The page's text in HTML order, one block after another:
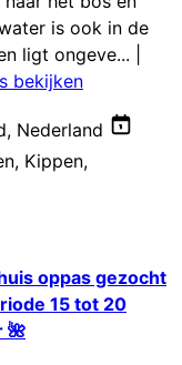
is ook in de
ligt ongeve...
bekijken
Nederland
, Kippen,
oppas gezocht
15 tot 20
🌺